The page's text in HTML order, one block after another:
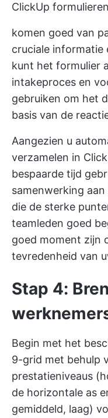
ClickUp formulieren
komen goed van
cruciale informatie
kunt het formulier
intakeproces en
gebruiken om het
basis van de
Aangezien u
verzamelen in
bespaarde tijd
samenwerking
die de sterke
teamleden goed
goed moment zijn
tevredenheid van
Stap 4:
Begin met het
9-grid met behulp
prestatieniveaus
de horizontale as
gemiddeld, laag)